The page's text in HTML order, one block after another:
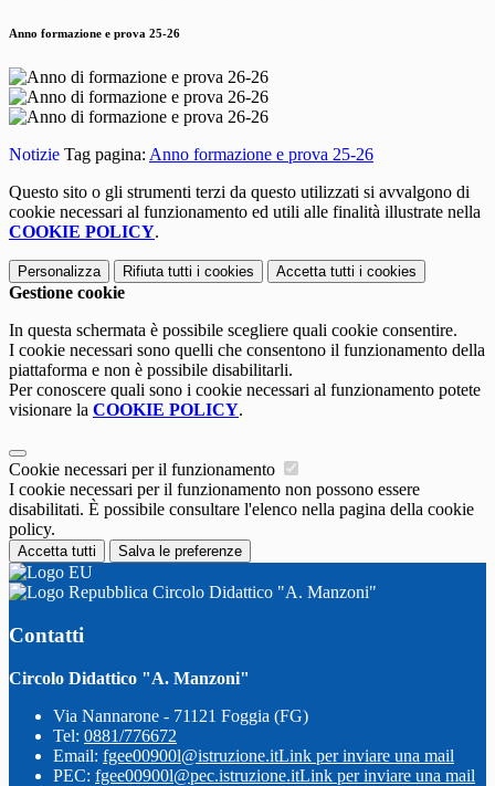
Anno formazione e prova 25-26
Notizie Tag pagina: Anno formazione e prova 25-26
Questo sito o gli strumenti terzi da questo utilizzati si avvalgono di
cookie necessari al funzionamento ed utili alle finalità illustrate nella
COOKIE POLICY.
Personalizza Rifiuta tutti i cookies Accetta tutti i cookies
Gestione cookie
In questa schermata è possibile scegliere quali cookie consentire.
I cookie necessari sono quelli che consentono il funzionamento della
piattaforma e non è possibile disabilitarli.
Per conoscere quali sono i cookie necessari al funzionamento potete
visionare la COOKIE POLICY.
Cookie necessari per il funzionamento
I cookie necessari per il funzionamento non possono essere
disabilitati. È possibile consultare l'elenco nella pagina della cookie
policy.
Accetta tutti Salva le preferenze
Circolo Didattico "A. Manzoni"
Contatti
Circolo Didattico "A. Manzoni"
Via Nannarone - 71121 Foggia (FG)
Tel: 0881/776672
Email: fgee00900l@istruzione.itLink per inviare una mail
PEC: fgee00900l@pec.istruzione.itLink per inviare una mail